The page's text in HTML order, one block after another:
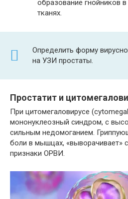
образование гнойников
тканях.
Определить форму
на УЗИ простаты.
Простатит и
При цитомегаловирусе
мононуклеозный синдром, с
сильным недомоганием.
боли в мышцах, «выворачивает»
признаки ОРВИ.